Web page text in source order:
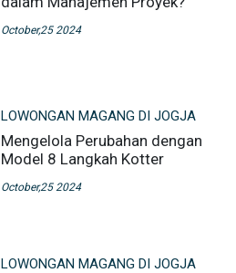
October,25 2024
LOWONGAN MAGANG DI JOGJA
Mengelola Perubahan dengan
Model 8 Langkah Kotter
October,25 2024
LOWONGAN MAGANG DI JOGJA